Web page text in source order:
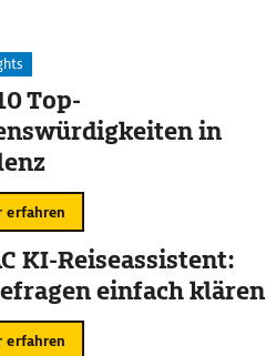
Top-
in
erfahren
KI-Reiseassistent:
einfach klären
erfahren